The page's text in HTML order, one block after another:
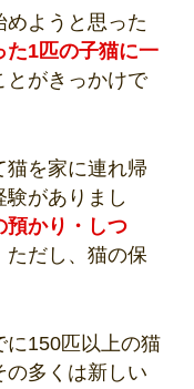
ようと思った
た1匹の子猫に一
とがきっかけで
猫を家に連れ帰
験がありまし
預かり・しつ
ただし、猫の保
に150匹以上の猫
の多くは新しい